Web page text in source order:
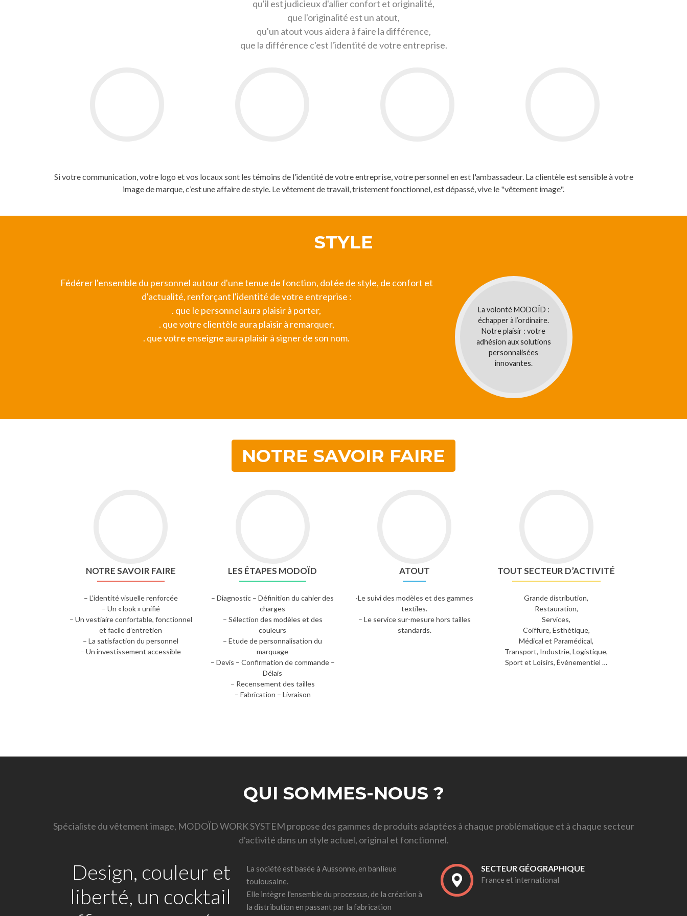
qu'il est judicieux d'allier confort et originalité,
que l'originalité est un atout,
qu'un atout vous aidera à faire la différence,
que la différence c'est l'identité de votre entreprise.
Si votre communication, votre logo et vos locaux sont les témoins de l’identité de votre entreprise, votre personnel en est l'ambassadeur. La clientèle est sensible à votre
image de marque, c’est une affaire de style. Le vêtement de travail, tristement fonctionnel, est dépassé, vive le "vêtement image".
STYLE
Fédérer l'ensemble du personnel autour d'une tenue de fonction, dotée de style, de confort et
d'actualité, renforçant l'identité de votre entreprise :
. que le personnel aura plaisir à porter,
. que votre clientèle aura plaisir à remarquer,
. que votre enseigne aura plaisir à signer de son nom.
La volonté MODOÏD :
échapper à l’ordinaire.
Notre plaisir : votre
adhésion aux solutions
personnalisées
innovantes.
NOTRE SAVOIR FAIRE
NOTRE SAVOIR FAIRE
– L’identité visuelle renforcée
– Un « look » unifié
– Un vestiaire confortable, fonctionnel
et facile d’entretien
– La satisfaction du personnel
– Un investissement accessible
LES ÉTAPES MODOÏD
– Diagnostic – Définition du cahier des
charges
– Sélection des modèles et des
couleurs
– Etude de personnalisation du
marquage
– Devis – Confirmation de commande –
Délais
– Recensement des tailles
– Fabrication – Livraison
ATOUT
-Le suivi des modèles et des gammes
textiles.
– Le service sur-mesure hors tailles
standards.
TOUT SECTEUR D’ACTIVITÉ
Grande distribution,
Restauration,
Services,
Coiffure, Esthétique,
Médical et Paramédical,
Transport, Industrie, Logistique,
Sport et Loisirs, Événementiel …
QUI SOMMES-NOUS ?
Spécialiste du vêtement image, MODOÏD WORK SYSTEM propose des gammes de produits adaptées à chaque problématique et à chaque secteur
d'activité dans un style actuel, original et fonctionnel.
Design, couleur et
liberté, un cocktail
La société est basée à Aussonne, en banlieue
toulousaine.
Elle intègre l'ensemble du processus, de la création à
la distribution en passant par la fabrication
SECTEUR GÉOGRAPHIQUE
France et international